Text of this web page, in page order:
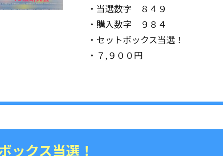
・当選数字 ８４９
・購入数字 ９８４
・セットボックス当選！
・７,９００円
ックス当選！